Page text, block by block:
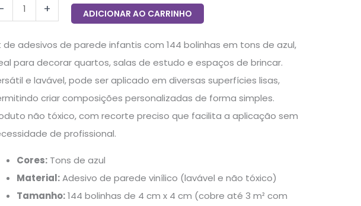
- + ADICIONAR AO CARRINHO
de adesivos de parede infantis com 144 bolinhas em tons de azul,
para decorar quartos, salas de estudo e espaços de brincar.
e lavável, pode ser aplicado em diversas superfícies lisas,
criar composições personalizadas de forma simples.
não tóxico, com recorte preciso que facilita a aplicação sem
de profissional.
Cores: Tons de azul
Material:Adesivo de parede vinílico (lavável e não tóxico)
Tamanho:144 bolinhas de 4 cm x 4 cm (cobre até 3 m² com